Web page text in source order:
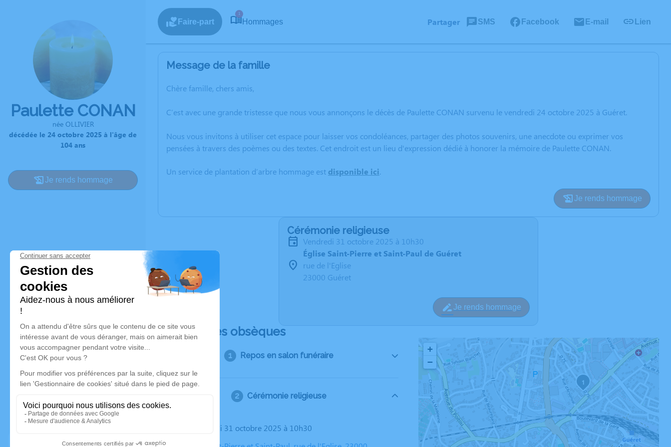
Paulette CONAN
née OLLIVIER
décédée le 24 octobre 2025 à l'âge de
104 ans
Je rends hommage
Faire-part
1
Hommages Partager SMS Facebook E-mail Lien
Message de la famille
Chère famille, chers amis,
C’est avec une grande tristesse que nous vous annonçons le décès de Paulette CONAN survenu le vendredi 24 octobre 2025 à Guéret.
Nous vous invitons à utiliser cet espace pour laisser vos condoléances, partager des photos souvenirs, une anecdote ou exprimer vos
pensées à travers des poèmes ou des textes. Cet endroit est un lieu d'expression dédié à honorer la mémoire de Paulette CONAN.
Un service de plantation d’arbre hommage est disponible ici.
Je rends hommage
Cérémonie religieuse
vendredi 31 octobre 2025 à 10h30
Église Saint-Pierre et Saint-Paul de Guéret
rue de l'Eglise
23000 Guéret
Je rends hommage
Déroulé des obsèques
Repos en salon funéraire
Cérémonie religieuse
Le vendredi 31 octobre 2025 à 10h30
1
+
−